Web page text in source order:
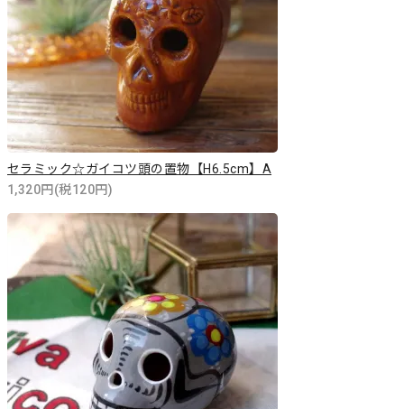
セラミック☆ガイコツ頭の置物【H6.5cm】A
1,320円(税120円)